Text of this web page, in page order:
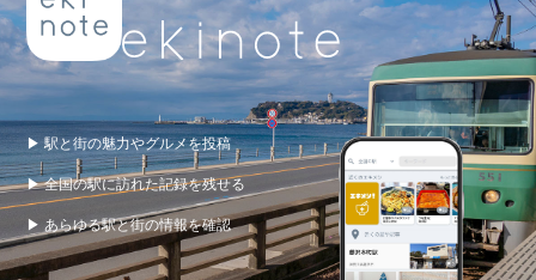
▶ 駅と街の魅力やグルメを投稿
▶ 全国の駅に訪れた記録を残せる
▶ あらゆる駅と街の情報を確認